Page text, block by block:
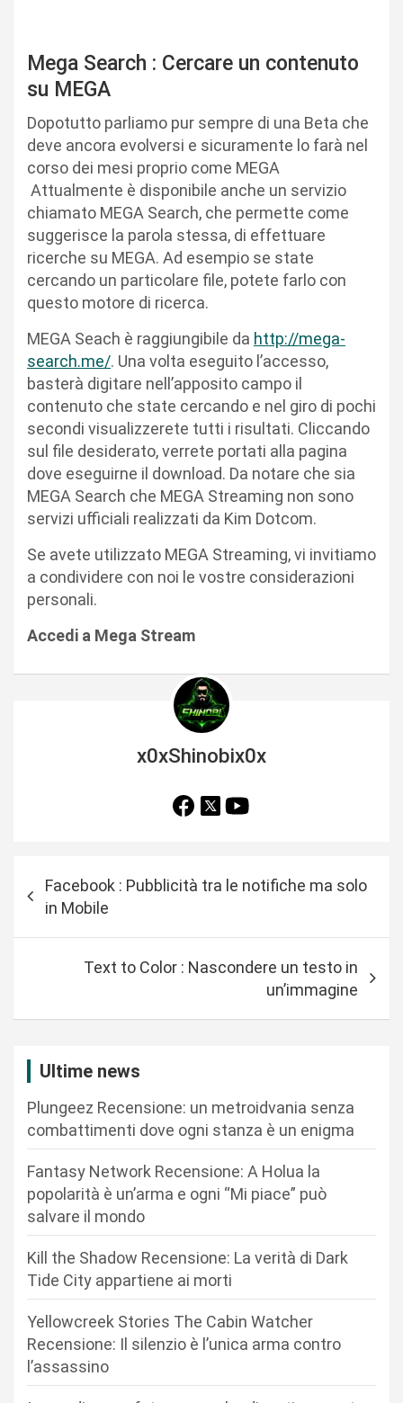
Mega Search : Cercare un contenuto
su MEGA
Dopotutto parliamo pur sempre di una Beta che
deve ancora evolversi e sicuramente lo farà nel
corso dei mesi proprio come MEGA
Attualmente è disponibile anche un servizio
chiamato MEGA Search, che permette come
suggerisce la parola stessa, di effettuare
ricerche su MEGA. Ad esempio se state
cercando un particolare file, potete farlo con
questo motore di ricerca.
MEGA Seach è raggiungibile da http://mega-
search.me/. Una volta eseguito l’accesso,
basterà digitare nell’apposito campo il
contenuto che state cercando e nel giro di pochi
secondi visualizzerete tutti i risultati. Cliccando
sul file desiderato, verrete portati alla pagina
dove eseguirne il download. Da notare che sia
MEGA Search che MEGA Streaming non sono
servizi ufficiali realizzati da Kim Dotcom.
Se avete utilizzato MEGA Streaming, vi invitiamo
a condividere con noi le vostre considerazioni
personali.
Accedi a Mega Stream
x0xShinobix0x
a
Facebook : Pubblicità tra le notifiche ma solo
in Mobile
Text to Color : Nascondere un testo in
un’immagine
Ultime news
Plungeez Recensione: un metroidvania senza
combattimenti dove ogni stanza è un enigma
Fantasy Network Recensione: A Holua la
popolarità è un’arma e ogni “Mi piace” può
salvare il mondo
Kill the Shadow Recensione: La verità di Dark
Tide City appartiene ai morti
Yellowcreek Stories The Cabin Watcher
Recensione: Il silenzio è l’unica arma contro
l’assassino